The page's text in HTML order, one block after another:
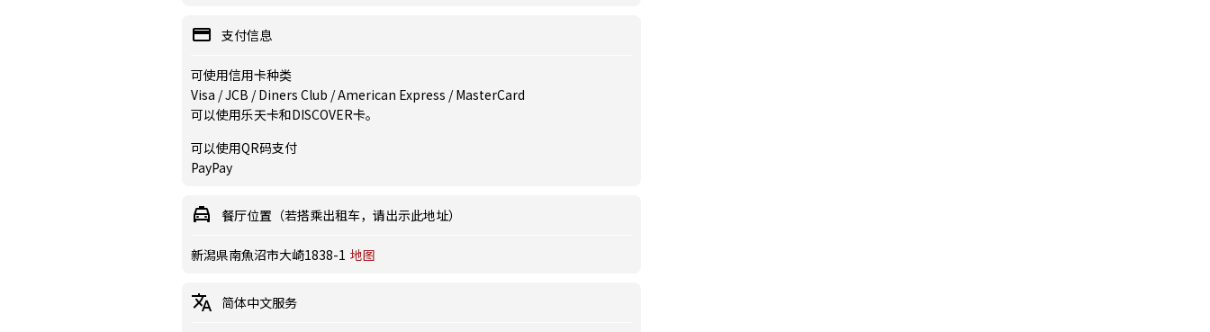
支付信息
可使用信用卡种类
Visa / JCB / Diners Club / American Express / MasterCard
可以使用乐天卡和DISCOVER卡。
可以使用QR码支付
PayPay
餐厅位置（若搭乘出租车，请出示此地址）
新潟県南魚沼市大崎1838-1 地图
简体中文服务